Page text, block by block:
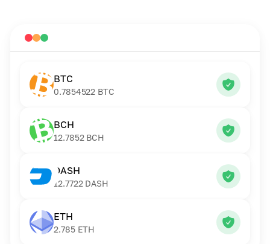
BTC
0.7854522 BTC
BCH
12.7852 BCH
DASH
12.7722 DASH
ETH
2.785 ETH